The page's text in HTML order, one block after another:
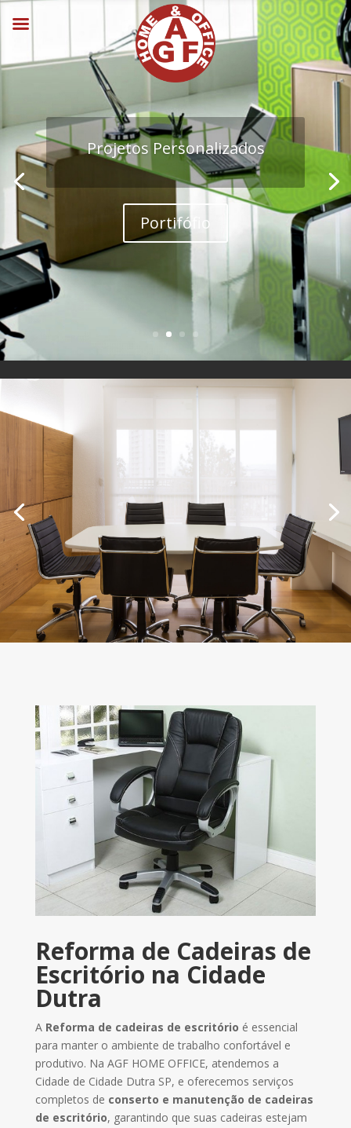
Projetos Personalizados
Portifófio
Reforma de Cadeiras de
Escritório na Cidade
Dutra
A Reforma de cadeiras de escritório é essencial
para manter o ambiente de trabalho confortável e
produtivo. Na AGF HOME OFFICE, atendemos a
Cidade de Cidade Dutra SP, e oferecemos serviços
completos de conserto e manutenção de cadeiras
de escritório, garantindo que suas cadeiras estejam